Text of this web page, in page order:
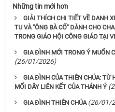
Những tin mới hơn
GIẢI THÍCH CHI TIẾT VỀ DANH
TU VÀ "ÔNG BÀ CỐ" DÀNH CHO
TRONG GIÁO HỘI CÔNG GIÁO TẠI
GIA ĐÌNH MỚI TRONG Ý MUỐN
(26/01/2026)
GIA ĐÌNH CỦA THIÊN CHÚA: TỪ
MỐI DÂY LIÊN KẾT CỦA THÁNH Ý
GIA ĐÌNH THIÊN CHÚA (26/01/